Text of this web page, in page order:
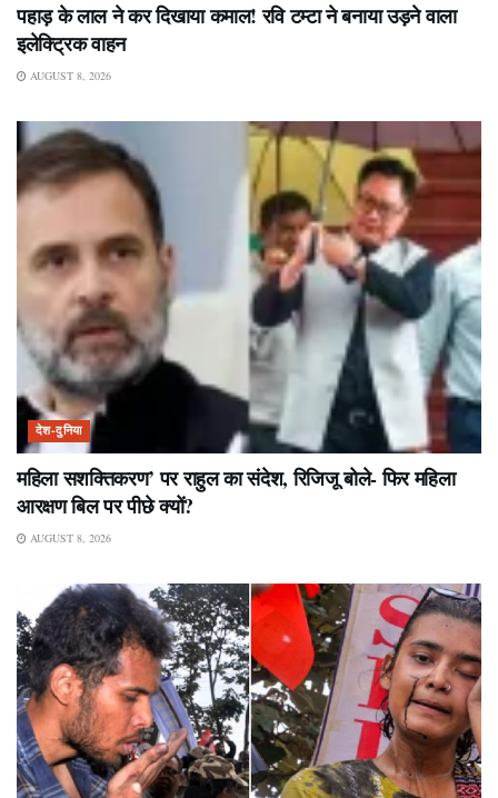
पहाड़ के लाल ने कर दिखाया कमाल! रवि टम्टा ने बनाया उड़ने वाला
इलेक्ट्रिक वाहन
AUGUST 8, 2026
देश-दुनिया
महिला सशक्तिकरण’ पर राहुल का संदेश, रिजिजू बोले- फिर महिला
आरक्षण बिल पर पीछे क्यों?
AUGUST 8, 2026